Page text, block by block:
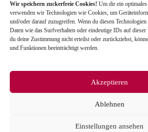
Wir speichern zuckerfreie Cookies! Um dir ein
verwenden wir Technologien wie Cookies, um
und/oder darauf zuzugreifen. Wenn du diesen
Daten wie das Surfverhalten oder eindeutige IDs auf dieser
du deine Zustimmung nicht erteilst oder zurückziehst,
und Funktionen beeinträchtigt werden.
Akzeptieren
Ablehnen
Einstellungen ansehen
FAQ